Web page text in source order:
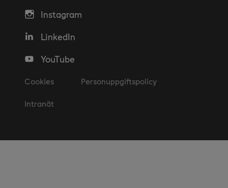
Instagram
LinkedIn
YouTube
Cookies Personuppgiftspolicy
Intranät